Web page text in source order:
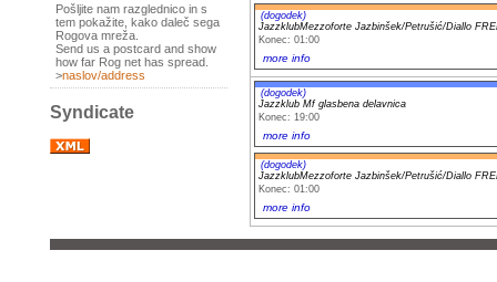
Pošljite nam razglednico in s
tem pokažite, kako daleč sega
Rogova mreža.
Send us a postcard and show
how far Rog net has spread.
>naslov/address
Syndicate
(dogodek)
JazzklubMezzoforte Jazbinšek/Petrušić/Diallo
Konec: 01:00
more info
(dogodek)
Jazzklub Mf glasbena delavnica
Konec: 19:00
more info
(dogodek)
JazzklubMezzoforte Jazbinšek/Petrušić/Diallo
Konec: 01:00
more info